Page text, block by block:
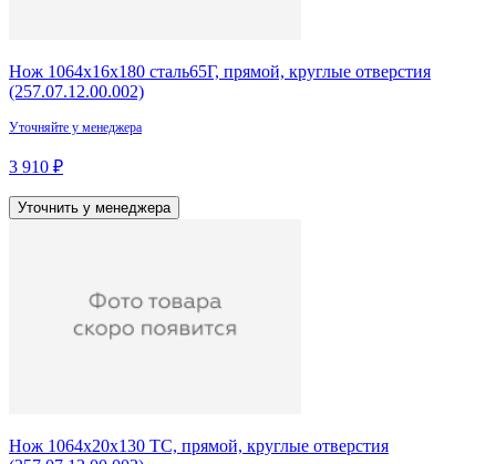
Нож 1064х16х180 сталь65Г, прямой, круглые отверстия
(257.07.12.00.002)
Уточняйте у менеджера
3 910 ₽
Уточнить у менеджера
Нож 1064х20х130 ТС, прямой, круглые отверстия